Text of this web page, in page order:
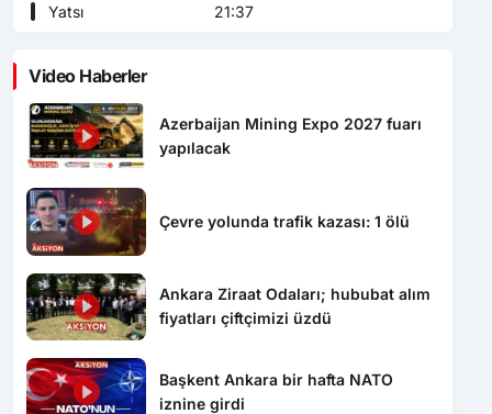
Yatsı 21:37
Video Haberler
Azerbaijan Mining Expo 2027 fuarı
yapılacak
Çevre yolunda trafik kazası: 1 ölü
Ankara Ziraat Odaları; hububat alım
fiyatları çiftçimizi üzdü
Başkent Ankara bir hafta NATO
iznine girdi